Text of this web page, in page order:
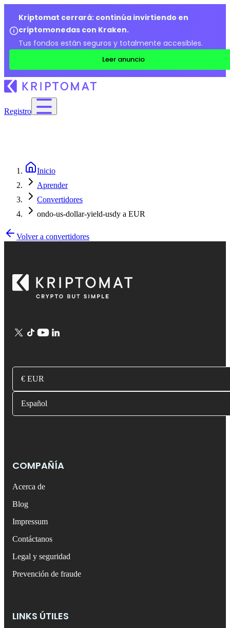
Kriptomat cerrará: continúa invirtiendo en
criptomonedas con Kraken.
Tus fondos están seguros y totalmente accesibles.
Leer anuncio
Registro
Inicio
Aprender
Convertidores
ondo-us-dollar-yield-usdy a EUR
Volver a convertidores
€ EUR
Español
COMPAÑÍA
Acerca de
Blog
Impressum
Contáctanos
Legal y seguridad
Prevención de fraude
LINKS ÚTILES